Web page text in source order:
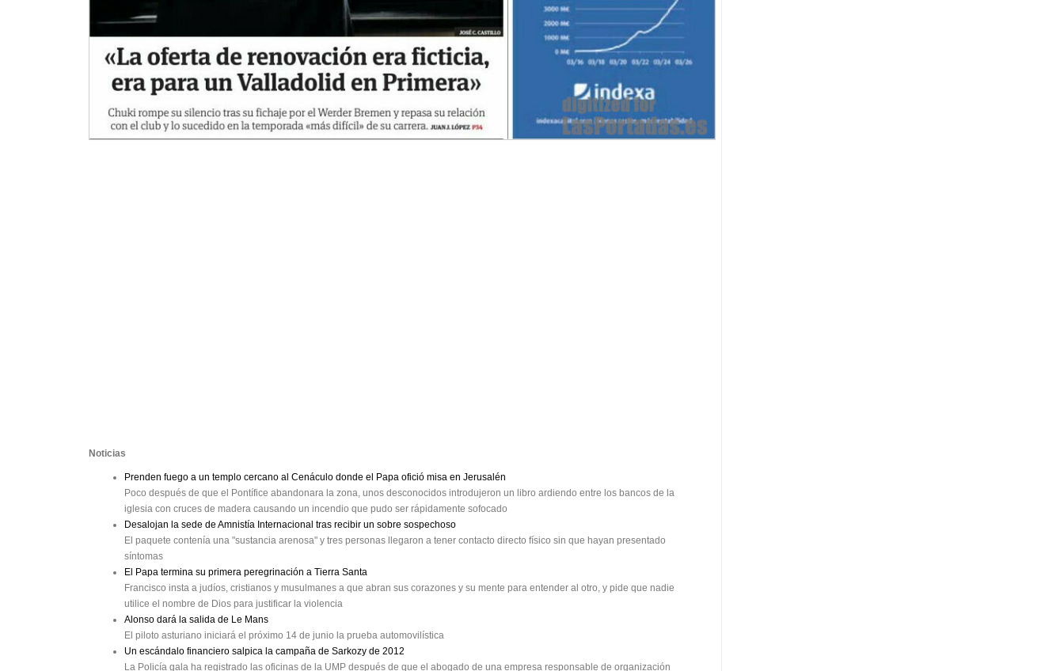
Noticias
Prenden fuego a un templo cercano al Cenáculo donde el Papa ofició misa en Jerusalén
Poco después de que el Pontífice abandonara la zona, unos desconocidos introdujeron un libro ardiendo entre los bancos de la
iglesia con cruces de madera causando un incendio que pudo ser rápidamente sofocado
Desalojan la sede de Amnistía Internacional tras recibir un sobre sospechoso
El paquete contenía una "sustancia arenosa" y tres personas llegaron a tener contacto directo físico sin que hayan presentado
síntomas
El Papa termina su primera peregrinación a Tierra Santa
Francisco insta a judíos, cristianos y musulmanes a que abran sus corazones y su mente para entender al otro, y pide que nadie
utilice el nombre de Dios para justificar la violencia
Alonso dará la salida de Le Mans
El piloto asturiano iniciará el próximo 14 de junio la prueba automovilística
Un escándalo financiero salpica la campaña de Sarkozy de 2012
La Policía gala ha registrado las oficinas de la UMP después de que el abogado de una empresa responsable de organización